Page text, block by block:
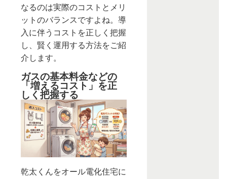
なるのは実際のコストとメリ
ットのバランスですよね。導
入に伴うコストを正しく把握
し、賢く運用する方法をご紹
介します。
ガスの基本料金などの
「増えるコスト」を正
しく把握する
乾太くんをオール電化住宅に